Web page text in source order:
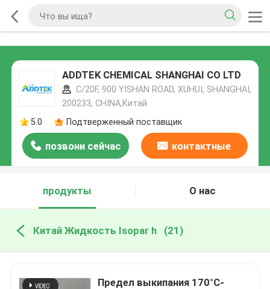
ADDTEK CHEMICAL SHANGHAI CO LTD
C/20F, 900 YISHAN ROAD, XUHUI, SHANGHAI,
200233, CHINA,Китай
5.0
Подтверженный поставщик
позвони сейчас контактные
продукты
О нас
Китай Жидкость Isopar h (21)
Предел выкипания 170°C-